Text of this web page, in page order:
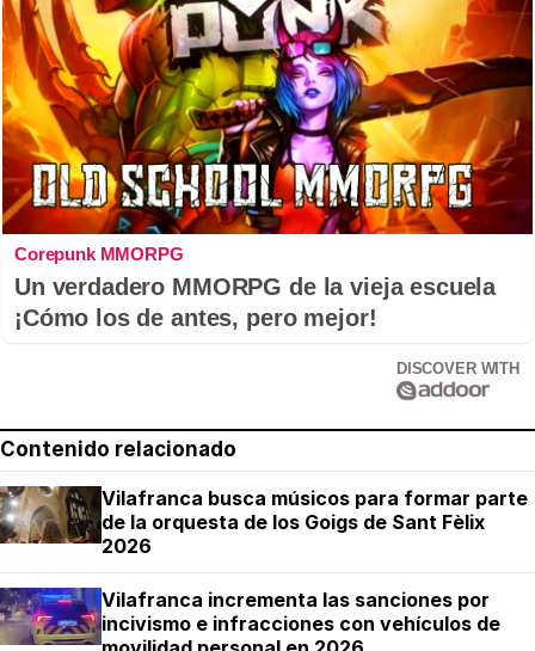
Corepunk MMORPG
Un verdadero MMORPG de la vieja escuela
¡Cómo los de antes, pero mejor!
DISCOVER WITH
Contenido relacionado
Vilafranca busca músicos para formar parte
de la orquesta de los Goigs de Sant Fèlix
2026
Vilafranca incrementa las sanciones por
incivismo e infracciones con vehículos de